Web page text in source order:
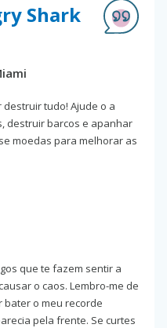
Shark
tudo! Ajude o a
destruir barcos e apanhar
moedas para melhorar as
que te fazem sentir a
o caos. Lembro-me de
o meu recorde
pela frente. Se curtes